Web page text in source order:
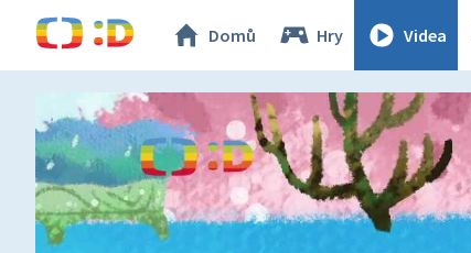
Domů Hry Videa